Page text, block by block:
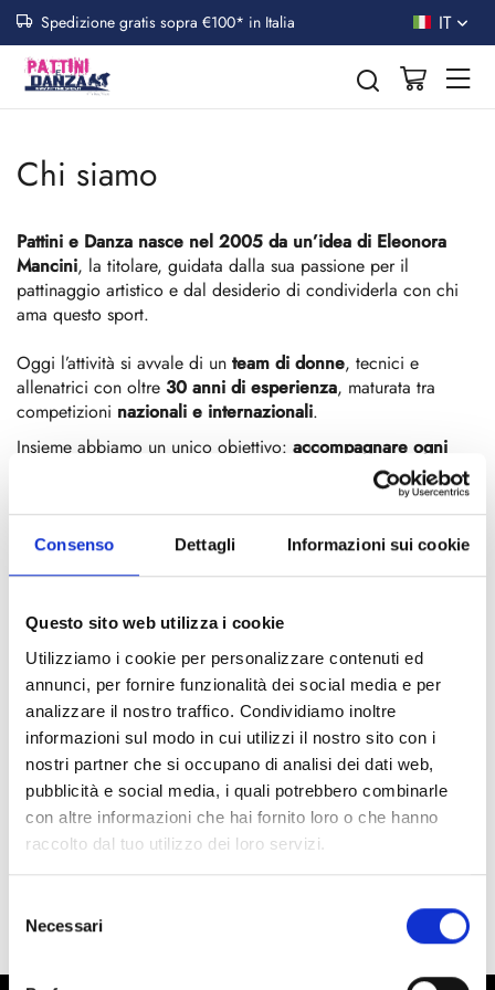
Consenso Dettagli Informazioni sui cookie
Questo sito web utilizza i cookie
Utilizziamo i cookie per personalizzare contenuti ed
annunci, per fornire funzionalità dei social media e per
analizzare il nostro traffico. Condividiamo inoltre
informazioni sul modo in cui utilizzi il nostro sito con i
nostri partner che si occupano di analisi dei dati web,
pubblicità e social media, i quali potrebbero combinarle
con altre informazioni che hai fornito loro o che hanno
raccolto dal tuo utilizzo dei loro servizi.
delNecessari
Spedizione gratis sopra €100* in Italia IT
Chi siamo
Pattini e Danza nasce nel 2005 da un’idea di Eleonora
Mancini, la titolare, guidata dalla sua passione per il
pattinaggio artistico e dal desiderio di condividerla con chi
ama questo sport.
Oggi l’attività si avvale di un team di donne, tecnici e
allenatrici con oltre 30 anni di esperienza, maturata tra
competizioni nazionali e internazionali.
Insieme abbiamo un unico obiettivo: accompagnare ogni
per la propria
Mettiamotecnica, cuore, competenza e dedizionein tutto
ciò che facciamo — dal consiglio tecnico alla selezione dei
prodotti, sempre scelti con cura e realizzati con
Siamo concessionari delle aziende leader in campo mondiale
Nel2009 nasce il nostroshop online, che grazie a voi
permette ai nostri pacchi di arrivare in tutto il mondo,
portando passione e professionalità direttamente nelle case
dei nostri clienti.
DaPattini e Danzadiventa sempre piùun fortepunto di
riferimentoper chi ama il pattinaggio: passione, esperienza e
un sorriso sempre pronto ad accoglierti.
Ti aspettiamo in negozio oppure online!